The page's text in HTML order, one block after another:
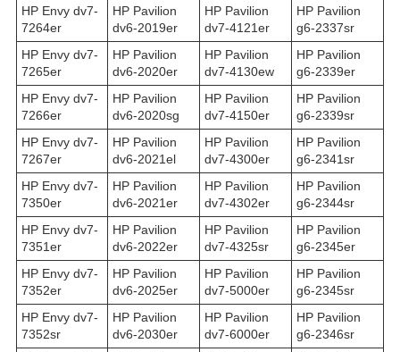
HP Envy dv7-
7264er
HP Pavilion
dv6-2019er
HP Pavilion
dv7-4121er
HP Pavilion
g6-2337sr
HP Envy dv7-
7265er
HP Pavilion
dv6-2020er
HP Pavilion
dv7-4130ew
HP Pavilion
g6-2339er
HP Envy dv7-
7266er
HP Pavilion
dv6-2020sg
HP Pavilion
dv7-4150er
HP Pavilion
g6-2339sr
HP Envy dv7-
7267er
HP Pavilion
dv6-2021el
HP Pavilion
dv7-4300er
HP Pavilion
g6-2341sr
HP Envy dv7-
7350er
HP Pavilion
dv6-2021er
HP Pavilion
dv7-4302er
HP Pavilion
g6-2344sr
HP Envy dv7-
7351er
HP Pavilion
dv6-2022er
HP Pavilion
dv7-4325sr
HP Pavilion
g6-2345er
HP Envy dv7-
7352er
HP Pavilion
dv6-2025er
HP Pavilion
dv7-5000er
HP Pavilion
g6-2345sr
HP Envy dv7-
7352sr
HP Pavilion
dv6-2030er
HP Pavilion
dv7-6000er
HP Pavilion
g6-2346sr